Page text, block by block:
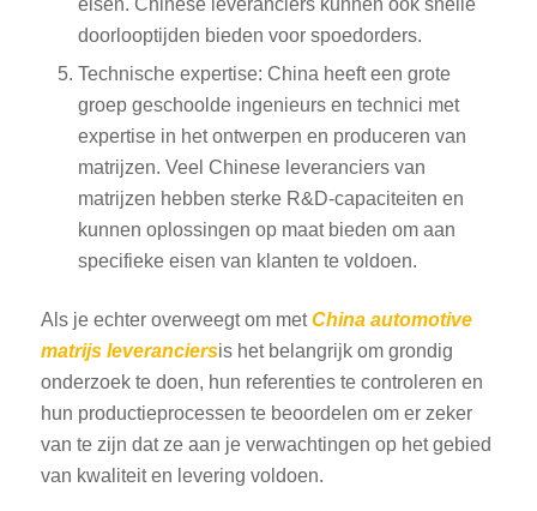
eisen. Chinese leveranciers kunnen ook snelle
doorlooptijden bieden voor spoedorders.
Technische expertise: China heeft een grote
groep geschoolde ingenieurs en technici met
expertise in het ontwerpen en produceren van
matrijzen. Veel Chinese leveranciers van
matrijzen hebben sterke R&D-capaciteiten en
kunnen oplossingen op maat bieden om aan
specifieke eisen van klanten te voldoen.
Als je echter overweegt om metChina automotive
matrijs leveranciersis het belangrijk om grondig
onderzoek te doen, hun referenties te controleren en
hun productieprocessen te beoordelen om er zeker
van te zijn dat ze aan je verwachtingen op het gebied
van kwaliteit en levering voldoen.